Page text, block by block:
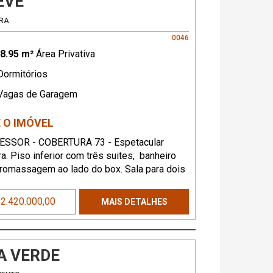
0046
m² Área Privativa
de Garagem
O IMÓVEL
- COBERTURA 73 - Espetacular
Piso inferior com três suites, banheiro
ao lado do box. Sala para dois
com espaço para refeições, ampla
de serviço com banheiro de empregada
ventilação. Piso superior com ambiente
jacuzzi.
MAIS DETALHES
VERDE